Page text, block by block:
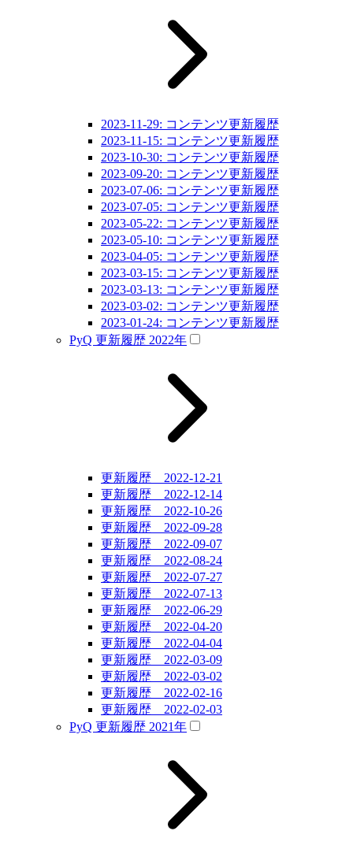
2023-11-29: コンテンツ更新履歴
2023-11-15: コンテンツ更新履歴
2023-10-30: コンテンツ更新履歴
2023-09-20: コンテンツ更新履歴
2023-07-06: コンテンツ更新履歴
2023-07-05: コンテンツ更新履歴
2023-05-22: コンテンツ更新履歴
2023-05-10: コンテンツ更新履歴
2023-04-05: コンテンツ更新履歴
2023-03-15: コンテンツ更新履歴
2023-03-13: コンテンツ更新履歴
2023-03-02: コンテンツ更新履歴
2023-01-24: コンテンツ更新履歴
PyQ 更新履歴 2022年
更新履歴 2022-12-21
更新履歴 2022-12-14
更新履歴 2022-10-26
更新履歴 2022-09-28
更新履歴 2022-09-07
更新履歴 2022-08-24
更新履歴 2022-07-27
更新履歴 2022-07-13
更新履歴 2022-06-29
更新履歴 2022-04-20
更新履歴 2022-04-04
更新履歴 2022-03-09
更新履歴 2022-03-02
更新履歴 2022-02-16
更新履歴 2022-02-03
PyQ 更新履歴 2021年